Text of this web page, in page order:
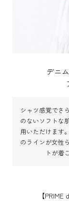
デニ
シャツ感覚でさ
のないソフトな
用いただけます。
のラインが女性
トが着
【